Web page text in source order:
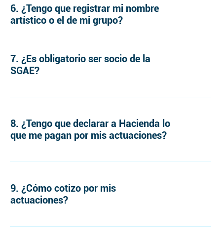
6. ¿Tengo que registrar mi nombre
artístico o el de mi grupo?
7. ¿Es obligatorio ser socio de la
SGAE?
8. ¿Tengo que declarar a Hacienda lo
que me pagan por mis actuaciones?
9. ¿Cómo cotizo por mis
actuaciones?